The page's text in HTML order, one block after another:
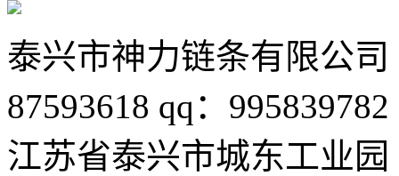
泰兴市神力链条有限公
87593618 qq：995839782
江苏省泰兴市城东工业园